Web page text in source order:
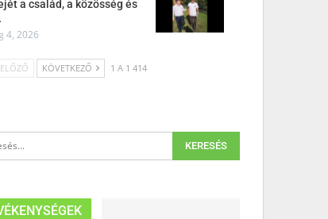
a család, a közösség és
4, 2026
ELŐZŐ KÖVETKEZŐ 1 A 1 414